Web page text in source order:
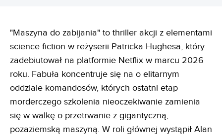
"Maszyna do zabijania" to thriller akcji z elementami
science fiction w reżyserii Patricka Hughesa, który
zadebiutował na platformie Netflix w marcu 2026
roku. Fabuła koncentruje się na o elitarnym
oddziale komandosów, których ostatni etap
morderczego szkolenia nieoczekiwanie zamienia
się w walkę o przetrwanie z gigantyczną,
pozaziemską maszyną. W roli głównej wystąpił Alan